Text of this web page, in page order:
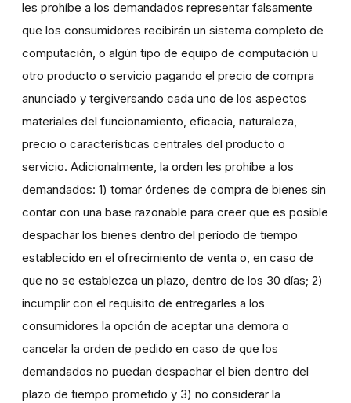
les prohíbe a los demandados representar falsamente
que los consumidores recibirán un sistema completo de
computación, o algún tipo de equipo de computación u
otro producto o servicio pagando el precio de compra
anunciado y tergiversando cada uno de los aspectos
materiales del funcionamiento, eficacia, naturaleza,
precio o características centrales del producto o
servicio. Adicionalmente, la orden les prohíbe a los
demandados: 1) tomar órdenes de compra de bienes sin
contar con una base razonable para creer que es posible
despachar los bienes dentro del período de tiempo
establecido en el ofrecimiento de venta o, en caso de
que no se establezca un plazo, dentro de los 30 días; 2)
incumplir con el requisito de entregarles a los
consumidores la opción de aceptar una demora o
cancelar la orden de pedido en caso de que los
demandados no puedan despachar el bien dentro del
plazo de tiempo prometido y 3) no considerar la